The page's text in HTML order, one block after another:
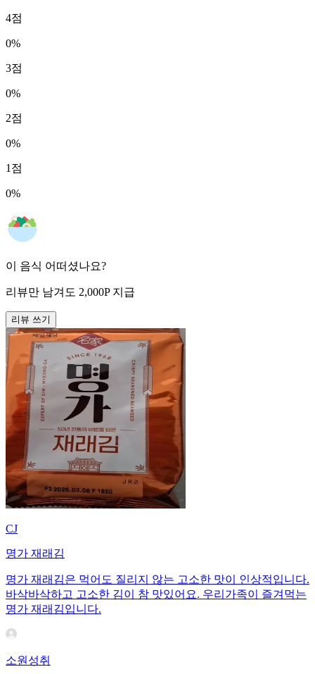
4점
0%
3점
0%
2점
0%
1 점
0%
이 음식 어떠셨나요?
리뷰만 남겨도 2,000P 지급
리뷰 쓰기
CJ
명가 재래김
명가 재래김은 먹어도 질리지 않는 고소한 맛이 인상적입니다.
바삭바삭하고 고소한 김이 참 맛있어요. 우리가족이 즐겨먹는
명가 재래김입니다.
소원성취